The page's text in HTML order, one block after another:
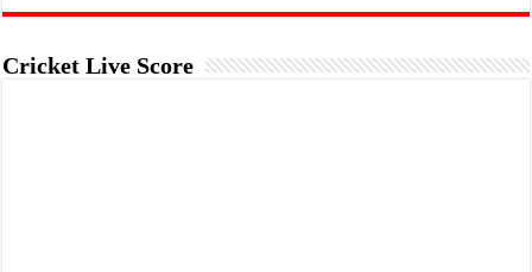
Cricket Live Score